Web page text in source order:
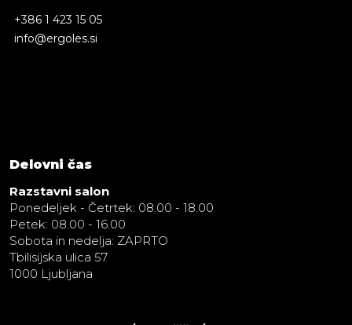
+386 1 423 15 05
info@ergoles.si
Delovni čas
Razstavni salon
Ponedeljek - Četrtek: 08.00 - 18.00
Petek: 08.00 - 16.00
Sobota in nedelja: ZAPRTO
Tbilisijska ulica 57
1000 Ljubljana